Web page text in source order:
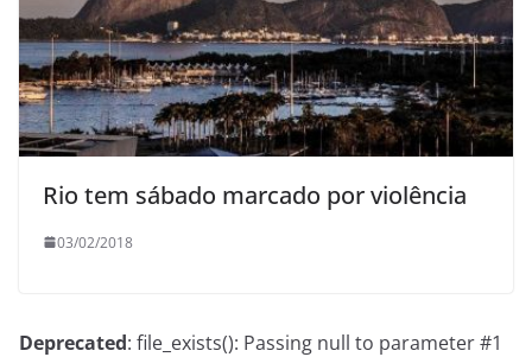
Rio tem sábado marcado por violência
03/02/2018
Deprecated: file_exists(): Passing null to parameter #1